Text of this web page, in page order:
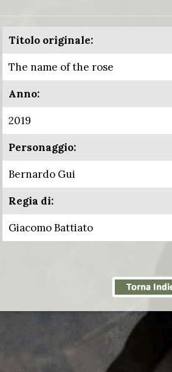
Titolo originale:
The name of the rose
Anno:
2019
Personaggio:
Bernardo Gui
Regia di:
Giacomo Battiato